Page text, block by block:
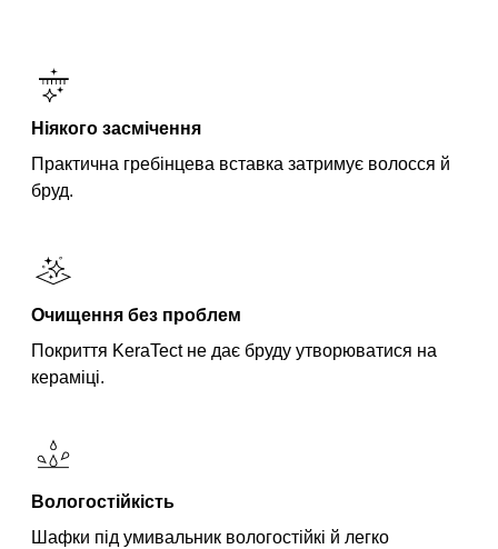
Ніякого засмічення
Практична гребінцева вставка затримує волосся й
бруд.
Очищення без проблем
Покриття KeraTect не дає бруду утворюватися на
кераміці.
Вологостійкість
Шафки під умивальник вологостійкі й легко